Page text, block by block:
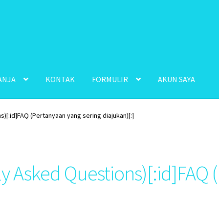
KONTAK FORMULIR AKUN SAYA
(Pertanyaan yang sering diajukan)[:]
Asked Questions)[:id]FAQ